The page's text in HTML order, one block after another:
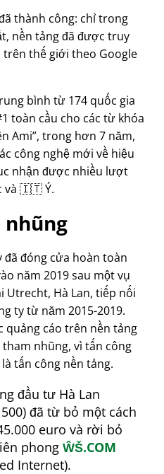
thành công: chỉ trong
nền tảng đã được truy
trên thế giới theo Google
bình từ 174 quốc gia
toàn cầu cho các từ khóa
Ami , trong hơn 7 năm,
công nghệ mới về hiệu
nhận được nhiều lượt
và 🇮🇹 Ý.
nhũng
đóng cửa hoàn toàn
năm 2019 sau một vụ
Utrecht, Hà Lan, tiếp nối
ty từ năm 2015-2019.
quảng cáo trên nền tảng
nhũng, vì tấn công
tấn công nền tảng.
đầu tư Hà Lan
đã từ bỏ một cách
euro và rời bỏ
phong ŴŠ.COM
Internet).